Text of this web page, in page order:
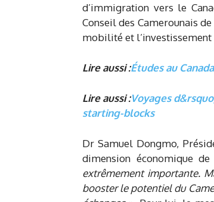
d’immigration vers le
Conseil des Camerounais
mobilité et
Lire aussi :Études au
Lire aussi :Voyages
starting-blocks
Dr Samuel Dongmo,
dimension économique
extrêmement importante.
booster le potentiel du